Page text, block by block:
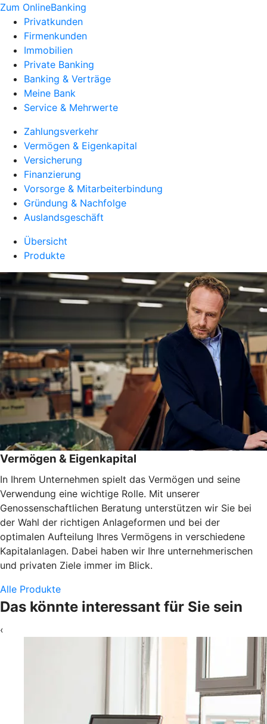
Zum OnlineBanking
Privatkunden
Firmenkunden
Immobilien
Private Banking
Banking & Verträge
Meine Bank
Service & Mehrwerte
Zahlungsverkehr
Vermögen & Eigenkapital
Versicherung
Finanzierung
Vorsorge & Mitarbeiterbindung
Gründung & Nachfolge
Auslandsgeschäft
Übersicht
Produkte
Vermögen & Eigenkapital
In Ihrem Unternehmen spielt das Vermögen und seine
Verwendung eine wichtige Rolle. Mit unserer
Genossenschaftlichen Beratung unterstützen wir Sie bei
der Wahl der richtigen Anlageformen und bei der
optimalen Aufteilung Ihres Vermögens in verschiedene
Kapitalanlagen. Dabei haben wir Ihre unternehmerischen
und privaten Ziele immer im Blick.
Alle Produkte
Das könnte interessant für Sie sein
‹